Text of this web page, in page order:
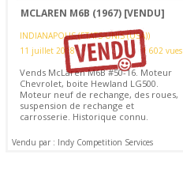
MCLAREN M6B (1967) [VENDU]
INDIANAPOLIS (ETATS-UNIS (USA))
11 juillet 2018
1 602 vues
Vends McLaren M6B #50-16. Moteur
Chevrolet, boite Hewland LG500.
Moteur neuf de rechange, des roues,
suspension de rechange et
carrosserie. Historique connu.
Vendu par : Indy Competition Services